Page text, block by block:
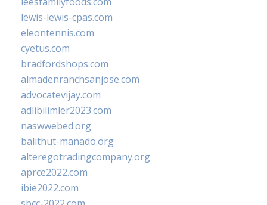
lewis-lewis-cpas.com
eleontennis.com
cyetus.com
bradfordshops.com
almadenranchsanjose.com
advocatevijay.com
adlibilimler2023.com
naswwebed.org
balithut-manado.org
alteregotradingcompany.org
aprce2022.com
ibie2022.com